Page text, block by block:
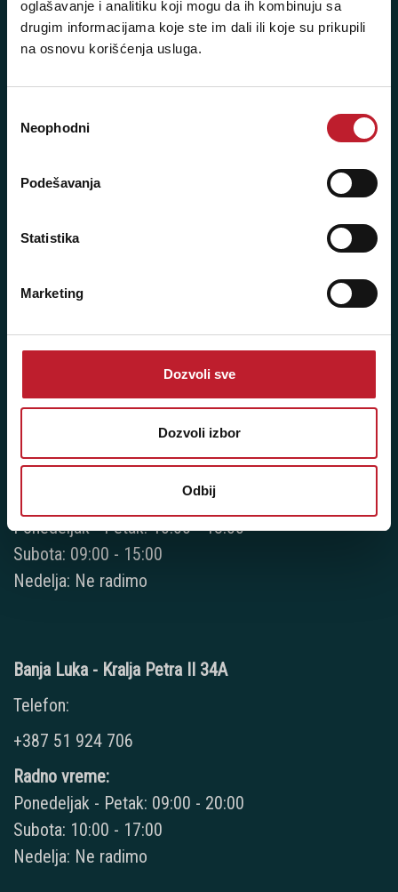
oglašavanje i analitiku koji mogu da ih kombinuju sa
drugim informacijama koje ste im dali ili koje su prikupili
na osnovu korišćenja usluga.
сагласности
Neophodni
Podešavanja
Statistika
Marketing
Dozvoli sve
Dozvoli izbor
Odbij
Player 387 doo
Šifra djelatnosti: 46.19
Posredovanje u trgovini raznovrsnim proizvodima
Matični broj: 11091369
+387 55 209 104
+387 66 224 417
Ponedeljak - Petak: 10:00 - 18:00
Subota: 09:00 - 15:00
Nedelja: Ne radimo
Banja Luka - Kralja Petra II 34A
Telefon:
+387 51 924 706
Radno vreme:
Ponedeljak - Petak: 09:00 - 20:00
Subota: 10:00 - 17:00
Nedelja: Ne radimo